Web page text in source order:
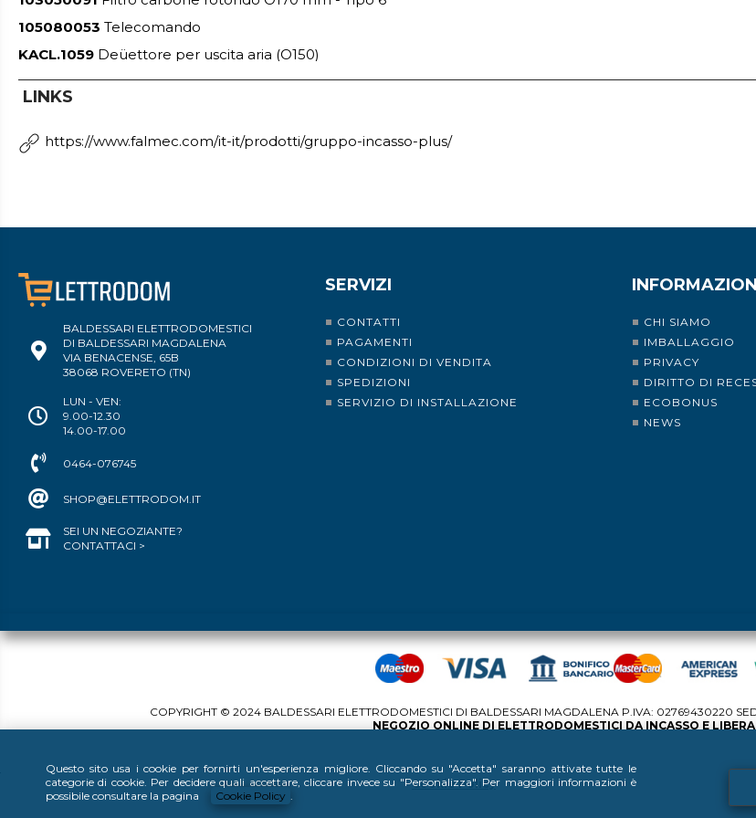
Questo sito usa i cookie per fornirti un'esperienza migliore. Cliccando su "Accetta" saranno attivate tutte le
categorie di cookie. Per decidere quali accettare, cliccare invece su "Personalizza". Per maggiori informazioni è
possibile consultare la pagina
Cookie Policy .
105080053 Telecomando
KACL.1059 Deüettore per uscita aria (O150)
LINKS
https://www.falmec.com/it-it/prodotti/gruppo-incasso-plus/
BALDESSARI ELETTRODOMESTICI
DI BALDESSARI MAGDALENA
VIA BENACENSE, 65B
38068 ROVERETO (TN)
LUN - VEN:
9.00-12.30
14.00-17.00
0464-076745
SHOP@ELETTRODOM.IT
SEI UN NEGOZIANTE?
CONTATTACI >
SERVIZI
CONTATTI
PAGAMENTI
CONDIZIONI DI VENDITA
SPEDIZIONI
SERVIZIO DI INSTALLAZIONE
CHI SIAMO
IMBALLAGGIO
PRIVACY
DIRITTO DI
ECOBONUS
NEWS
COPYRIGHT © 2024 BALDESSARI ELETTRODOMESTICI DI BALDESSARI MAGDALENA P.IVA: 02769430220
NEGOZIO ONLINE DI ELETTRODOMESTICI DA INCASSO E
Cookie Policy